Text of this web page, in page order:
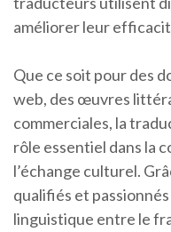
améliorer leur
Que ce soit pour des
web, des œuvres
commerciales, la
rôle essentiel dans la
l’échange culturel.
qualifiés et
linguistique entre le